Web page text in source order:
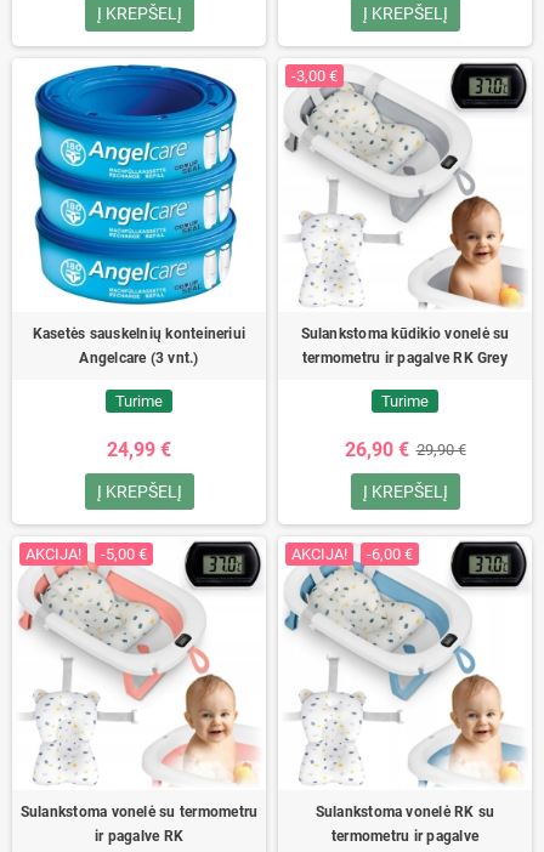
Į KREPŠELĮ Į KREPŠELĮ
Kasetės sauskelnių konteineriui
Angelcare (3 vnt.)
Turime
24,99 €
Į KREPŠELĮ
-3,00 €
Sulankstoma kūdikio vonelė su
termometru ir pagalve RK Grey
Turime
26,90 € 29,90 €
Į KREPŠELĮ
AKCIJA! -5,00 €
Sulankstoma vonelė su termometru
ir pagalve RK
AKCIJA! -6,00 €
Sulankstoma vonelė RK su
termometru ir pagalve